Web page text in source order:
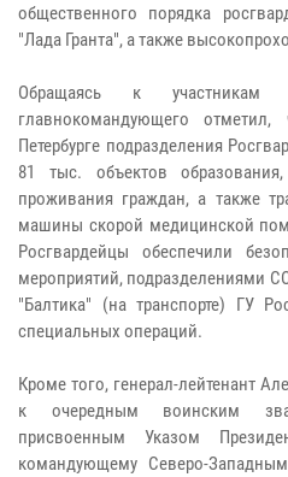
общественного порядка
"Лада Гранта", а также
Обращаясь к участникам
главнокомандующего
Петербурге подразделения
81 тыс. объектов образования,
проживания граждан, а также
машины скорой медицинской
Росгвардейцы обеспечили
мероприятий, подразделениями
"Балтика" (на транспорте) ГУ
специальных операций.
Кроме того, генерал-лейтенант
к очередным воинским
присвоенным Указом
командующему Северо-